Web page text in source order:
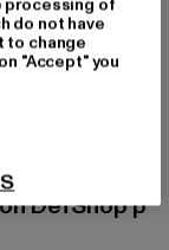
UM
BLEI
an und
aktuelle Tre
DefShop p
do not have
to change
"Accept" you